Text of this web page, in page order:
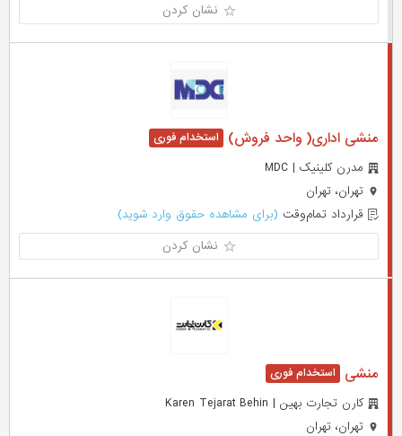
نشان کردن
منشی اداری( واحد فروش)
مدرن کلینیک | MDC
تهران، تهران
قرارداد تمام‌وقت (برای مشاهده حقوق وارد شوید)
نشان کردن
منشی
کارن تجارت بهین | Karen Tejarat Behin
تهران، تهران